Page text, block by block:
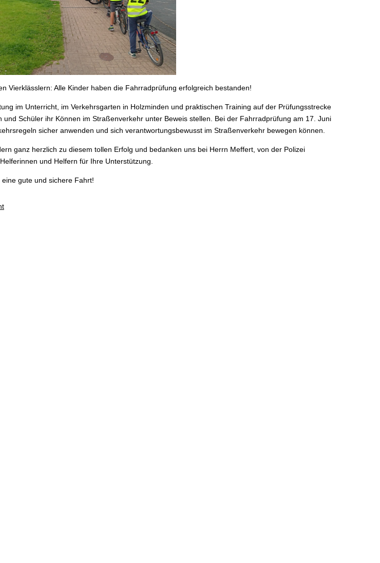
Vierklässlern: Alle Kinder haben die Fahrradprüfung erfolgreich bestanden!
im Unterricht, im Verkehrsgarten in Holzminden und praktischen Training auf der Prüfungsstrecke
und Schüler ihr Können im Straßenverkehr unter Beweis stellen. Bei der Fahrradprüfung am 17. Juni
sicher anwenden und sich verantwortungsbewusst im Straßenverkehr bewegen können.
ganz herzlich zu diesem tollen Erfolg und bedanken uns bei Herrn Meffert, von der Polizei
und Helfern für Ihre Unterstützung.
gute und sichere Fahrt!